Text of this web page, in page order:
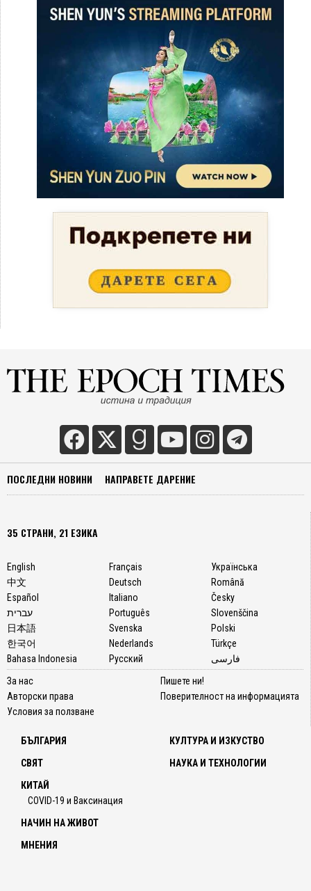
ПОСЛЕДНИ НОВИНИ НАПРАВЕТЕ ДАРЕНИЕ
35 СТРАНИ, 21 ЕЗИКА
English
中文
Español
עברית
日本語
한국어
Bahasa Indonesia
Français
Deutsch
Italiano
Português
Svenska
Nederlands
Русский
Українська
Română
Česky
Slovenščina
Polski
Türkçe
فارسی
За нас
Авторски права
Условия за ползване
Пишете ни!
Поверителност на информацията
БЪЛГАРИЯ
СВЯТ
КИТАЙ
COVID-19 и Ваксинация
КУЛТУРА И ИЗКУСТВО
НАУКА И ТЕХНОЛОГИИ
НАЧИН НА ЖИВОТ
МНЕНИЯ